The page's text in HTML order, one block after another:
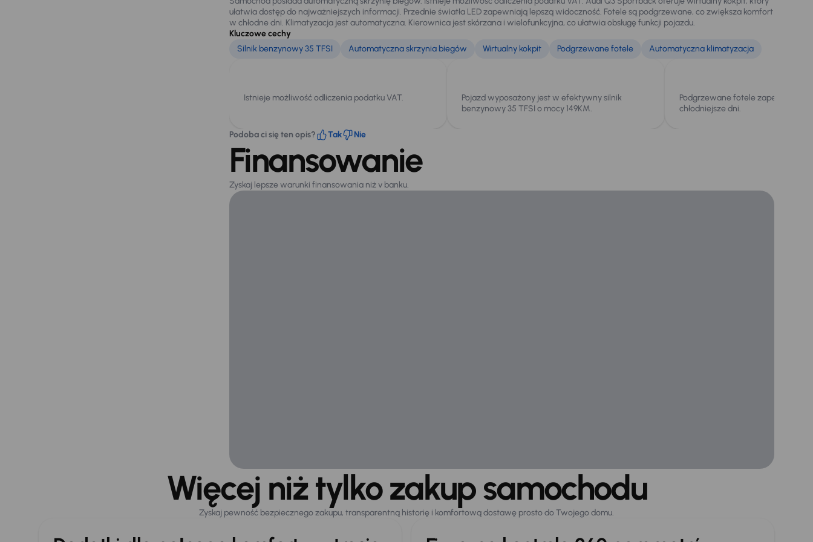
ułatwia dostęp do najważniejszych informacji. Przednie światła LED zapewniają lepszą widoczność. Fotele są podgrzewane, co zwiększa komfort
w chłodne dni. Klimatyzacja jest automatyczna. Kierownica jest skórzana i wielofunkcyjna, co ułatwia obsługę funkcji pojazdu.
Kluczowe cechy
Silnik benzynowy 35 TFSI
Automatyczna skrzynia biegów Wirtualny kokpit Podgrzewane fotele Automatyczna klimatyzacja
Istnieje możliwość odliczenia podatku VAT.
Pojazd wyposażony jest w efektywny silnik
benzynowy 35 TFSI o mocy 149KM.
Podgrzewane fotele zapewniają
chłodniejsze dni.
Podoba ci się ten opis? Tak Nie
Finansowanie
Zyskaj lepsze warunki finansowania niż v banku.
Więcej niż tylko zakup samochodu
Zyskaj pewność bezpiecznego zakupu, transparentną historię i komfortową dostawę prosto do Twojego domu.